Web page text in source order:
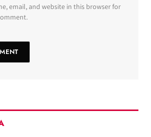
email, and website in this browser for